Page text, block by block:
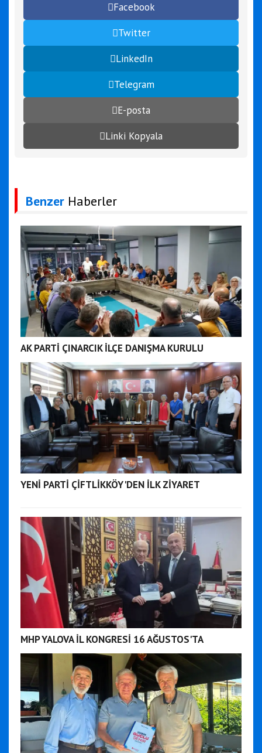
Facebook
Twitter
LinkedIn
Telegram
E-posta
Linki Kopyala
Benzer Haberler
AK PARTİ ÇINARCIK İLÇE DANIŞMA KURULU
YENİ PARTİ ÇİFTLİKKÖY'DEN İLK ZİYARET
MHP YALOVA İL KONGRESİ 16 AĞUSTOS'TA